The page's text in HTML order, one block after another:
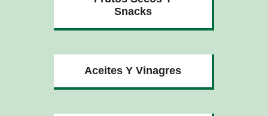
Snacks
Aceites Y Vinagres